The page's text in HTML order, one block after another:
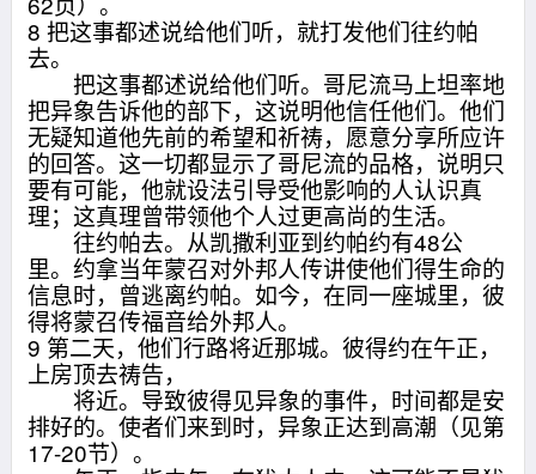
8 把这事都述说给他们听，就打发他们往约帕
去。
把这事都述说给他们听。哥尼流马上坦率地
把异象告诉他的部下，这说明他信任他们。他们
无疑知道他先前的希望和祈祷，愿意分享所应许
的回答。这一切都显示了哥尼流的品格，说明只
要有可能，他就设法引导受他影响的人认识真
理；这真理曾带领他个人过更高尚的生活。
往约帕去。从凯撒利亚到约帕约有48公
里。约拿当年蒙召对外邦人传讲使他们得生命的
信息时，曾逃离约帕。如今，在同一座城里，彼
得将蒙召传福音给外邦人。
9 第二天，他们行路将近那城。彼得约在午正，
上房顶去祷告，
将近。导致彼得见异象的事件，时间都是安
排好的。使者们来到时，异象正达到高潮（见第
17-20节）。